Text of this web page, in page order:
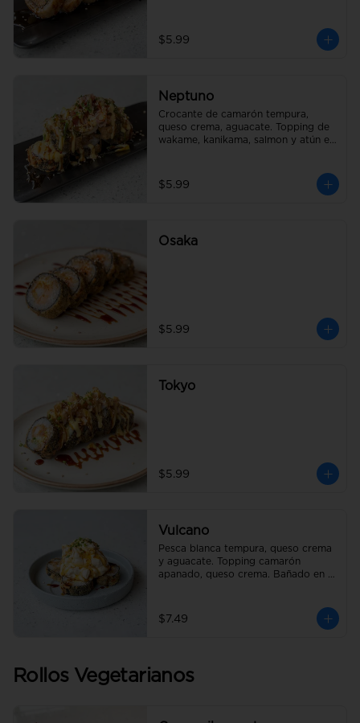
$5.99
Neptuno
Crocante de camarón tempura,
queso crema, aguacate. Topping de
wakame, kanikama, salmon y atún en
$5.99
Osaka
$5.99
Tokyo
$5.99
Vulcano
Pesca blanca tempura, queso crema
y aguacate. Topping camarón
apanado, queso crema. Bañado en
$7.49
Rollos Vegetarianos